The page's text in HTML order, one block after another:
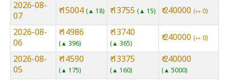
2026-08-
07
₹ 15004 ▲ 18 ₹ 13755 ▲ 15 ₹ 240000 ⇿ 0
2026-08-
06
₹ 14986
▲ 396
₹ 13740
▲ 365
₹ 240000 ⇿ 0
2026-08-
05
₹ 14590
▲ 175
₹ 13375
▲ 160
₹ 240000
▲ 5000